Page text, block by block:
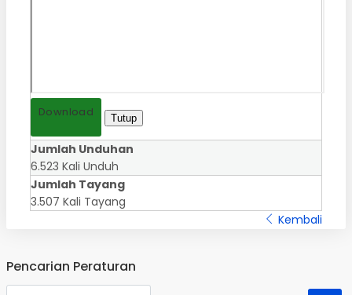
Download Tutup
Jumlah Unduhan
6.523 Kali Unduh
Jumlah Tayang
3.507 Kali Tayang
Kembali
Pencarian Peraturan